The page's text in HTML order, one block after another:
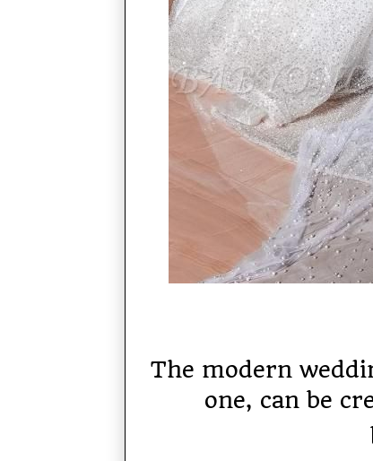
The modern
one, can be